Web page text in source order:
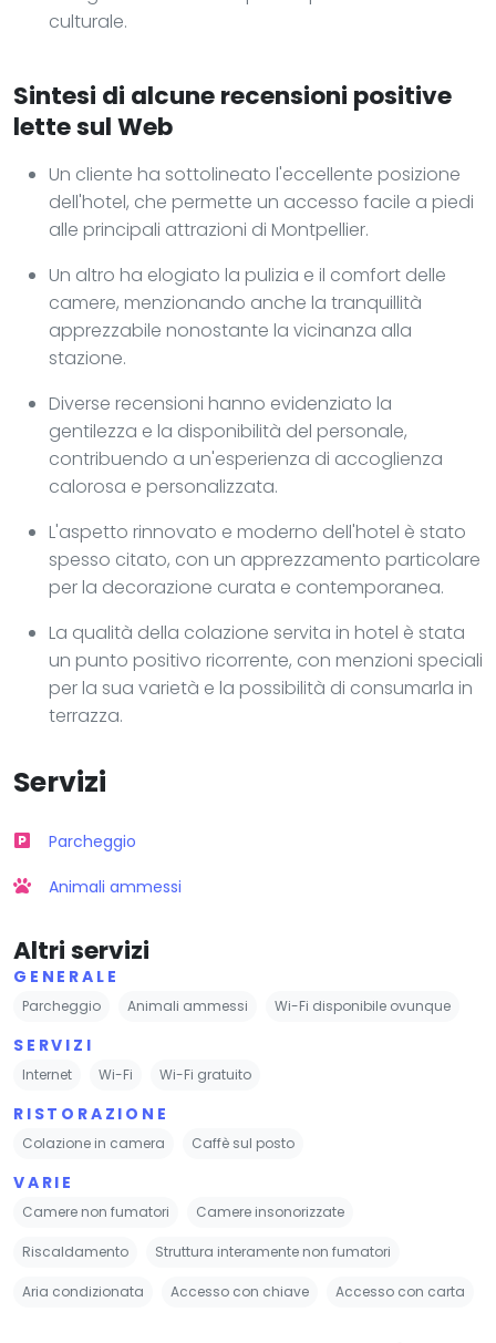
culturale.
Sintesi di alcune recensioni positive
lette sul Web
Un cliente ha sottolineato l'eccellente posizione
dell'hotel, che permette un accesso facile a piedi
alle principali attrazioni di Montpellier.
Un altro ha elogiato la pulizia e il comfort delle
camere, menzionando anche la tranquillità
apprezzabile nonostante la vicinanza alla
stazione.
Diverse recensioni hanno evidenziato la
gentilezza e la disponibilità del personale,
contribuendo a un'esperienza di accoglienza
calorosa e personalizzata.
L'aspetto rinnovato e moderno dell'hotel è stato
spesso citato, con un apprezzamento particolare
per la decorazione curata e contemporanea.
La qualità della colazione servita in hotel è stata
un punto positivo ricorrente, con menzioni speciali
per la sua varietà e la possibilità di consumarla in
terrazza.
Servizi
Parcheggio
Animali ammessi
Altri servizi
GENERALE
Parcheggio Animali ammessi Wi-Fi disponibile ovunque
SERVIZI
Internet Wi-Fi Wi-Fi gratuito
RISTORAZIONE
Colazione in camera Caffè sul posto
VARIE
Camere non fumatori Camere insonorizzate
Riscaldamento Struttura interamente non fumatori
Aria condizionata Accesso con chiave Accesso con carta